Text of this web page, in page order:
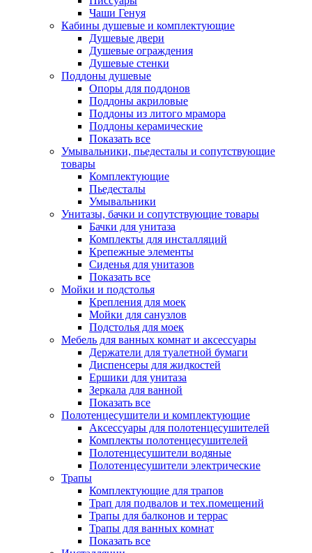
Чаши Генуя
Кабины душевые и комплектующие
Душевые двери
Душевые ограждения
Душевые стенки
Поддоны душевые
Опоры для поддонов
Поддоны акриловые
Поддоны из литого мрамора
Поддоны керамические
Показать все
Умывальники, пьедесталы и сопутствующие
товары
Комплектующие
Пьедесталы
Умывальники
Унитазы, бачки и сопутствующие товары
Бачки для унитаза
Комплекты для инсталляций
Крепежные элементы
Сиденья для унитазов
Показать все
Мойки и подстолья
Крепления для моек
Мойки для санузлов
Подстолья для моек
Мебель для ванных комнат и аксессуары
Держатели для туалетной бумаги
Диспенсеры для жидкостей
Ершики для унитаза
Зеркала для ванной
Показать все
Полотенцесушители и комплектующие
Аксессуары для полотенцесушителей
Комплекты полотенцесушителей
Полотенцесушители водяные
Полотенцесушители электрические
Трапы
Комплектующие для трапов
Трап для подвалов и тех.помещений
Трапы для балконов и террас
Трапы для ванных комнат
Показать все